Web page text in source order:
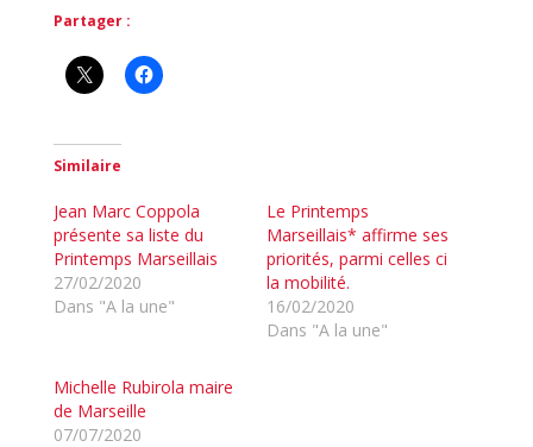
Partager :
Similaire
Jean Marc Coppola
présente sa liste du
Printemps Marseillais
27/02/2020
Dans "A la une"
Le Printemps
Marseillais* affirme ses
priorités, parmi celles ci
la mobilité.
16/02/2020
Dans "A la une"
Michelle Rubirola maire
de Marseille
07/07/2020